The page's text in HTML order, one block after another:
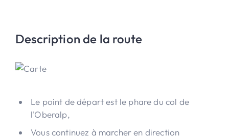
Description de la route
Le point de départ est le phare du col de
l'Oberalp,
Vous continuez à marcher en direction